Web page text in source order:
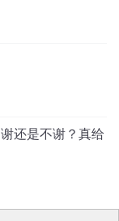
还是不谢？真给